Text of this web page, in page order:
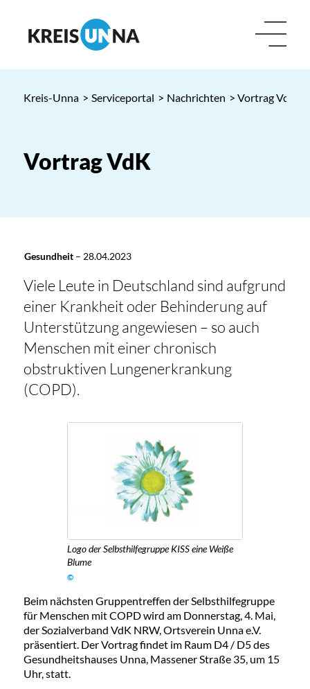
Kreis-Unna > Serviceportal > Nachrichten > Vortrag VdK
Vortrag VdK
Gesundheit– 28.04.2023
Viele Leute in Deutschland sind aufgrund
einer Krankheit oder Behinderung auf
Unterstützung angewiesen – so auch
Menschen mit einer chronisch
obstruktiven Lungenerkrankung
(COPD).
Logo der Selbsthilfegruppe KISS eine Weiße
Blume
©
Beim nächsten Gruppentreffen der Selbsthilfegruppe
für Menschen mit COPD wird am Donnerstag, 4. Mai,
der Sozialverband VdK NRW, Ortsverein Unna e.V.
präsentiert. Der Vortrag findet im Raum D4 / D5 des
Gesundheitshauses Unna, Massener Straße 35, um 15
Uhr, statt.